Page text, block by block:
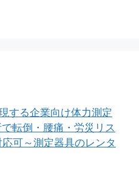
する企業向け体力測定
転倒・腰痛・労災リス
可～測定器具のレンタ